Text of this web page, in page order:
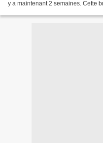
y a maintenant 2 semaines. Cette